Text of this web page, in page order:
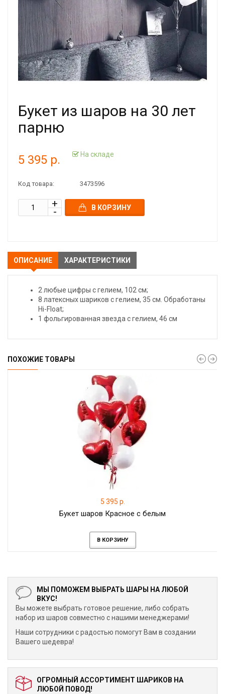
Букет из шаров на 30 лет
парню
5 395 р. На складе
Код товара: 3473596
В КОРЗИНУ
ОПИСАНИЕ ХАРАКТЕРИСТИКИ
2 любые цифры с гелием, 102 см;
8 латексных шариков с гелием, 35 см. Обработаны
Hi-Float;
1 фольгированная звезда с гелием, 46 см
ПОХОЖИЕ ТОВАРЫ
5 395 р.
Букет шаров Красное с белым
В КОРЗИНУ
МЫ ПОМОЖЕМ ВЫБРАТЬ ШАРЫ НА ЛЮБОЙ
ВКУС!
Вы можете выбрать готовое решение, либо собрать
набор из шаров совместно с нашими менеджерами!
Наши сотрудники с радостью помогут Вам в создании
Вашего шедевра!
ОГРОМНЫЙ АССОРТИМЕНТ ШАРИКОВ НА
ЛЮБОЙ ПОВОД!